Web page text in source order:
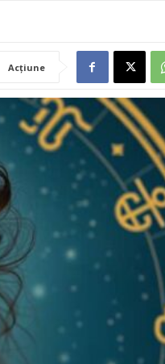
Acțiune